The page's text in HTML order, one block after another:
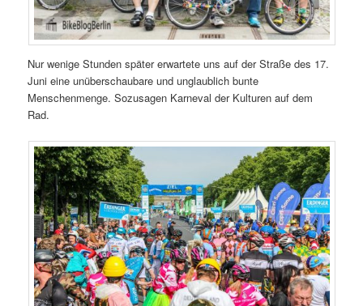
Nur wenige Stunden später erwartete uns auf der Straße des 17.
Juni eine unüberschaubare und unglaublich bunte
Menschenmenge. Sozusagen Karneval der Kulturen auf dem
Rad.